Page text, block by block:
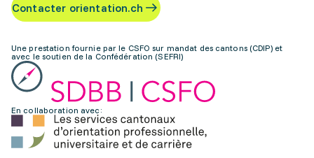
Contacter orientation.ch
Une prestation fournie par le CSFO sur mandat des cantons (CDIP) et
avec le soutien de la Confédération (SEFRI)
En collaboration avec: